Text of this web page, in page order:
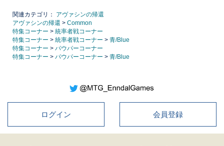
関連カテゴリ：
アヴァシンの帰還
アヴァシンの帰還 > Common
特集コーナー > 統率者戦コーナー
特集コーナー > 統率者戦コーナー > 青/Blue
特集コーナー > パウパーコーナー
特集コーナー > パウパーコーナー > 青/Blue
ログイン 会員登録